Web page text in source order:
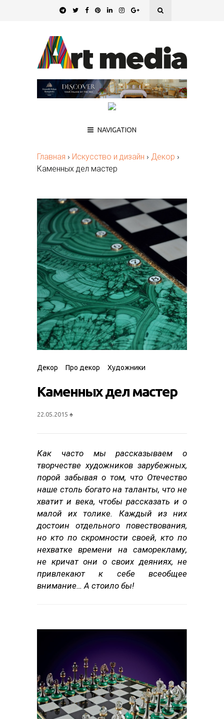
NAVIGATION
Главная › Искусство и дизайн › Декор ›
Каменных дел мастер
Декор Про декор Художники
Каменных дел мастер
22.05.2015 ♠
Как часто мы рассказываем о
творчестве художников зарубежных,
порой забывая о том, что Отечество
наше столь богато на таланты, что не
хватит и века, чтобы рассказать и о
малой их толике. Каждый из них
достоин отдельного повествования,
но кто по скромности своей, кто по
нехватке времени на саморекламу,
не кричат они о своих деяниях, не
привлекают к себе всеобщее
внимание… А стоило бы!